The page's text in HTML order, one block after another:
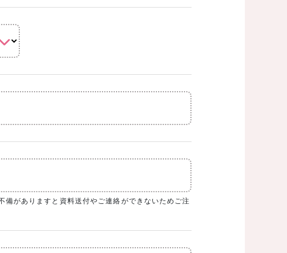
備がありますと資料送付やご連絡ができないためご注